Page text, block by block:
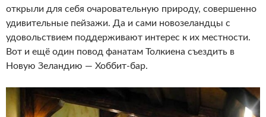
открыли для себя очаровательную природу, совершенно
удивительные пейзажи. Да и сами новозеландцы с
удовольствием поддерживают интерес к их местности.
Вот и ещё один повод фанатам Толкиена съездить в
Новую Зеландию — Хоббит-бар.